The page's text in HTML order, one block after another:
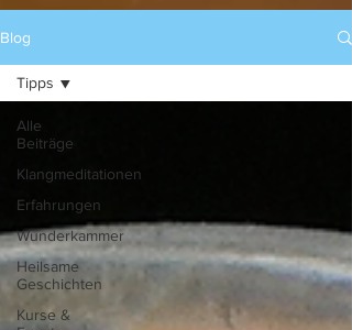
Blog
Alle
Beiträge
Klangmeditationen
Erfahrungen
Wunderkammer
Heilsame
Geschichten
Kurse &
Tipps